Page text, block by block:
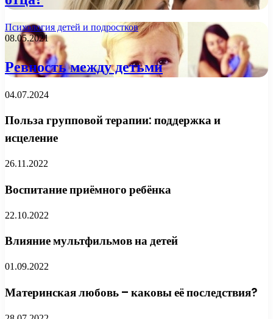
Психология детей и подростков
08.05.2021
Ревность между детьми
04.07.2024
Польза групповой терапии: поддержка и
исцеление
26.11.2022
Воспитание приёмного ребёнка
22.10.2022
Влияние мультфильмов на детей
01.09.2022
Материнская любовь – каковы её последствия?